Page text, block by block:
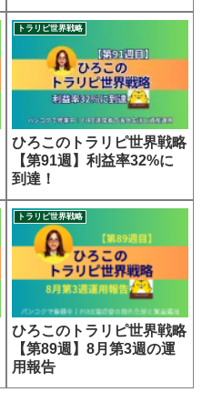
る世界戦略
トラリピ世界戦略
ひろこのトラリピ世界戦略
【第91週】利益率32%に
到達！
トラリピ世界戦略
ひろこのトラリピ世界戦略
【第89週】8月第3週の運
用報告